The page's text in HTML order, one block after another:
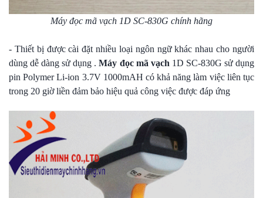
Máy đọc mã vạch 1D SC-830G chính hãng
- Thiết bị được cài đặt nhiều loại ngôn ngữ khác nhau cho người
dùng dễ dàng sử dụng .Máy đọc mã vạch 1D SC-830G sử dụng
pin Polymer Li-ion 3.7V 1000mAH có khả năng làm việc liên tục
trong 20 giờ liền đảm bảo hiệu quả công việc được đáp ứng